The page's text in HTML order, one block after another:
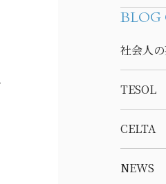
BLOG
社会人
TESOL
CELTA
NEWS